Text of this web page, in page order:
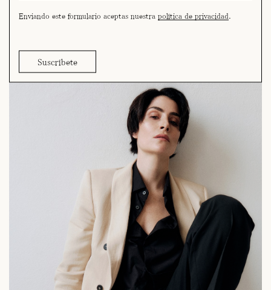
Enviando este formulario aceptas nuestra política de privacidad